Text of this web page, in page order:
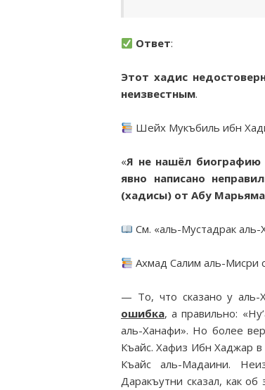
Ответ:
Этот хадис
неизвестным.
Шейх Мукъбиль ибн
«Я не нашёл биографию
явно написано
(хадисы) от Абу Марьяма
См. «аль-Мустадрак
Ахмад Салим аль-Мисри
— То, что сказано у аль-
ошибка, а правильно:
аль-Ханафи». Но более
Къайс. Хафиз Ибн Хаджар
Къайс аль-Мадаини.
Даракъутни сказал, как